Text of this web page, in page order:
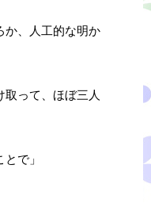
か、人工的な明か
って、ほぼ三人
で」